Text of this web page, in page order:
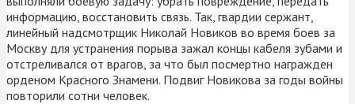
информацию, восстановить связь. Так, гвардии сержант,
линейный надсмотрщик Николай Новиков во время боев за
Москву для устранения порыва зажал концы кабеля зубами и
отстреливался от врагов, за что был посмертно награжден
орденом Красного Знамени. Подвиг Новикова за годы войны
повторили сотни человек.